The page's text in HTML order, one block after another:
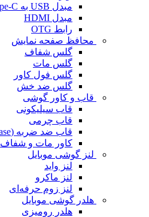
مبدل USB به Type-C
مبدل HDMI
رابط OTG
محافظ صفحه نمایش
گلس شفاف
گلس مات
گلس فول کاور
گلس ضد خش
قاب و کاور گوشی
قاب سیلیکونی
قاب چرمی
قاب ضد ضربه (Hard Case)
کاور مات و شفاف
لنز گوشی موبایل
لنز واید
لنز ماکرو
لنز زوم حرفه‌ای
هلدر گوشی موبایل
هلدر رومیزی